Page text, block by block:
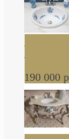
Decorated
роза В
190 000